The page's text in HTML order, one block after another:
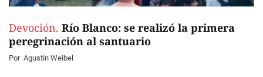
Devoción. Río Blanco: se realizó la primera
peregrinación al santuario
Por Agustín Weibel